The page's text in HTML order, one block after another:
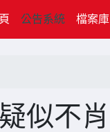
(current)
公告系統 檔案庫
似不肖